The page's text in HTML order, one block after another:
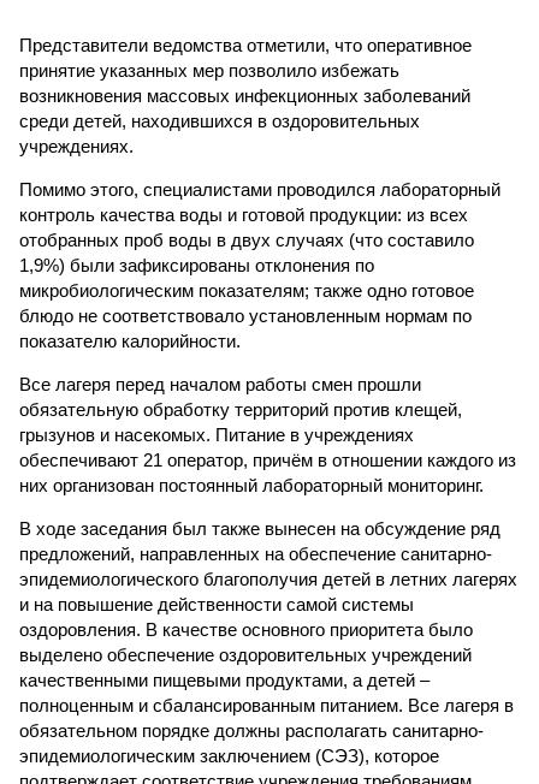
Представители ведомства отметили, что оперативное
принятие указанных мер позволило избежать
возникновения массовых инфекционных заболеваний
среди детей, находившихся в оздоровительных
учреждениях.
Помимо этого, специалистами проводился лабораторный
контроль качества воды и готовой продукции: из всех
отобранных проб воды в двух случаях (что составило
1,9%) были зафиксированы отклонения по
микробиологическим показателям; также одно готовое
блюдо не соответствовало установленным нормам по
показателю калорийности.
Все лагеря перед началом работы смен прошли
обязательную обработку территорий против клещей,
грызунов и насекомых. Питание в учреждениях
обеспечивают 21 оператор, причём в отношении каждого из
них организован постоянный лабораторный мониторинг.
В ходе заседания был также вынесен на обсуждение ряд
предложений, направленных на обеспечение санитарно-
эпидемиологического благополучия детей в летних лагерях
и на повышение действенности самой системы
оздоровления. В качестве основного приоритета было
выделено обеспечение оздоровительных учреждений
качественными пищевыми продуктами, а детей –
полноценным и сбалансированным питанием. Все лагеря в
обязательном порядке должны располагать санитарно-
эпидемиологическим заключением (СЭЗ), которое